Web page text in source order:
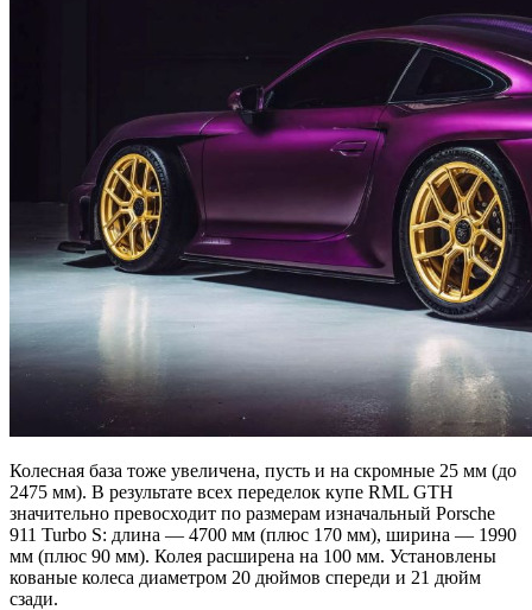
Колесная база тоже увеличена, пусть и на скромные 25 мм (до
2475 мм). В результате всех переделок купе RML GTH
значительно превосходит по размерам изначальный Porsche
911 Turbo S: длина — 4700 мм (плюс 170 мм), ширина — 1990
мм (плюс 90 мм). Колея расширена на 100 мм. Установлены
кованые колеса диаметром 20 дюймов спереди и 21 дюйм
сзади.